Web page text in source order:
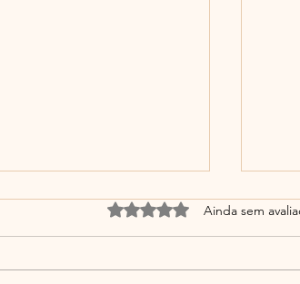
Avaliado com 0 de 5
Ainda sem